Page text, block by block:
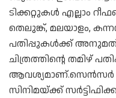
ടിക്കറ്റുകള്‍ എല്ലാം
തെലുങ്ക്, മലയാളം,
പതിപ്പുകള്‍ക്ക്
ചിത്രത്തിന്റെ തമിഴ്
ആവശ്യമാണ്.സെന്‍സര്‍
സിനിമയ്ക്ക്